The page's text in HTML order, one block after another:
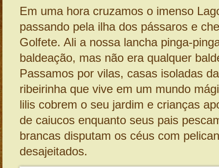
Em uma hora cruzamos o imenso
passando pela ilha dos pássaros e
Golfete. Ali a nossa lancha pinga-
baldeação, mas não era qualquer
Passamos por vilas, casas isoladas
ribeirinha que vive em um mundo
lilis cobrem o seu jardim e crianças
de caiucos enquanto seus pais
brancas disputam os céus com
desajeitados.